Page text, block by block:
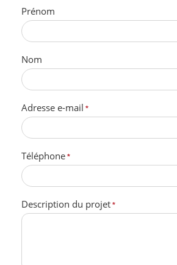
Prénom
Nom
Adresse e-mail *
Téléphone*
Description du projet*